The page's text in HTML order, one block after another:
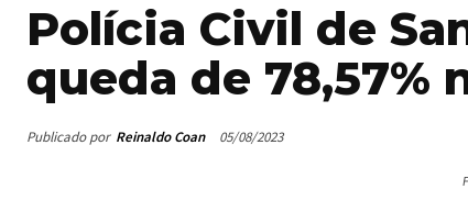
Polícia Civil de
queda de 78,57%
Publicado por Reinaldo Coan 05/08/2023